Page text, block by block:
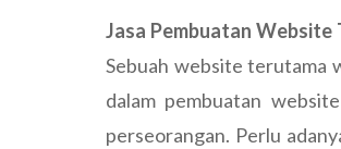
Jasa Pembuatan Website
Sebuah website terutama
dalam pembuatan
perseorangan. Perlu